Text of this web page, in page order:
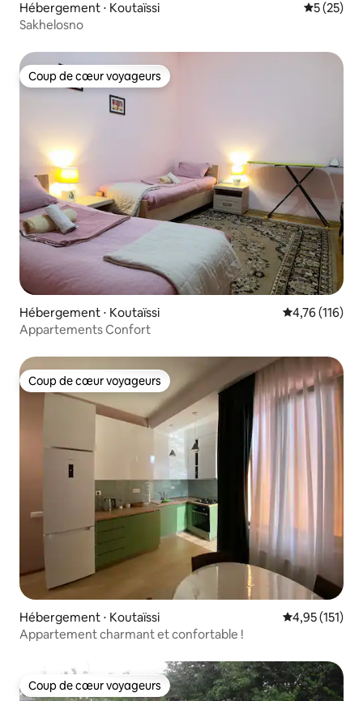
Hébergement ⋅ Koutaïssi
5 (25)
Sakhelosno
Coup de cœur voyageurs
Coup de cœur voyageurs
Hébergement ⋅ Koutaïssi Évaluation
4,76 (116)
Appartements Confort
Coup de cœur voyageurs
Coup de cœur voyageurs
Hébergement ⋅ Koutaïssi Évaluation
4,95 (151)
Appartement charmant et confortable !
Coup de cœur voyageurs
Coup de cœur voyageurs